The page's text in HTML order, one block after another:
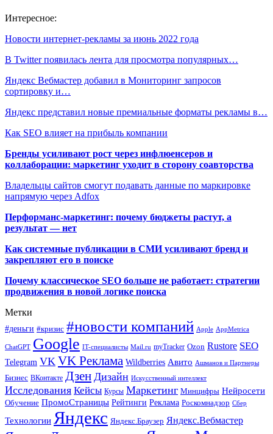
Интересное:
Новости интернет-рекламы за июнь 2022 года
В Twitter появилась лента для просмотра популярных…
Яндекс Вебмастер добавил в Мониторинг запросов
сортировку и…
Яндекс представил новые премиальные форматы рекламы в…
Как SEO влияет на прибыль компании
Бренды усиливают рост через инфлюенсеров и
коллаборации: маркетинг уходит в сторону соавторства
Владельцы сайтов смогут подавать данные по маркировке
напрямую через Adfox
Перформанс-маркетинг: почему бюджеты растут, а
результат — нет
Как системные публикации в СМИ усиливают бренд и
закрепляют его в поиске
Почему классическое SEO больше не работает: стратегии
продвижения в новой логике поиска
Метки
#деньги #кризис #новости компаний Apple AppMetrica
ChatGPT Google IT-специалисты Mail.ru myTracker Ozon Rustore SEO
Telegram VK VK Реклама Wildberries Авито Ашманов и Партнеры
Бизнес ВКонтакте Дзен Дизайн Искусственный интеллект
Исследования Кейсы Курсы Маркетинг Минцифры Нейросети
Обучение ПромоСтраницы Рейтинги Реклама Роскомнадзор Сбер
Технологии Яндекс Яндекс.Браузер Яндекс.Вебмастер